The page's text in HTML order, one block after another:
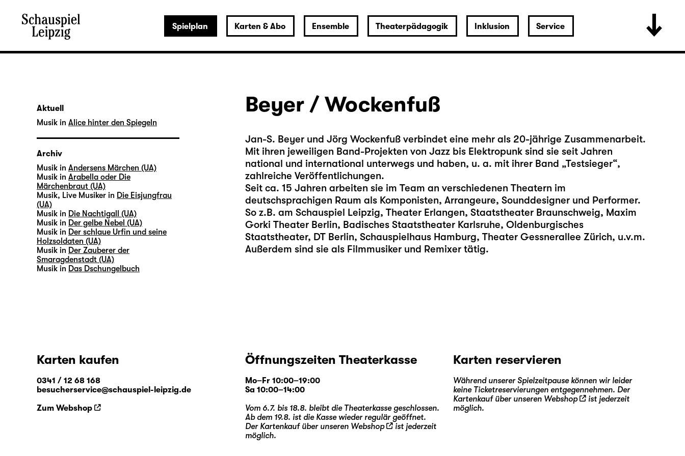
Spielplan Karten & Abo Ensemble Theaterpädagogik Inklusion Service
Beyer / Wockenfuß
Jan-S. Beyer und Jörg Wockenfuß verbindet eine mehr als 20-jährige Zusammenarbeit.
Mit ihren jeweiligen Band-Projekten von Jazz bis Elektropunk sind sie seit Jahren
national und international unterwegs und haben, u. a. mit ihrer Band „Testsieger“,
zahlreiche Veröffentlichungen.
Seit ca. 15 Jahren arbeiten sie im Team an verschiedenen Theatern im
deutschsprachigen Raum als Komponisten, Arrangeure, Sounddesigner und Performer.
So z.B. am Schauspiel Leipzig, Theater Erlangen, Staatstheater Braunschweig, Maxim
Gorki Theater Berlin, Badisches Staatstheater Karlsruhe, Oldenburgisches
Staatstheater, DT Berlin, Schauspielhaus Hamburg, Theater Gessnerallee Zürich, u.v.m.
Außerdem sind sie als Filmmusiker und Remixer tätig.
Aktuell
Musik in Alice hinter den Spiegeln
Archiv
Musik in Andersens Märchen (UA)
Musik in Arabella oder Die
Märchenbraut (UA)
Musik, Live Musiker in Die Eisjungfrau
(UA)
Musik in Die Nachtigall (UA)
Musik in Der gelbe Nebel (UA)
Musik in Der schlaue Urfin und seine
Holzsoldaten (UA)
Musik in Der Zauberer der
Smaragdenstadt (UA)
Musik in Das Dschungelbuch
Karten kaufen
0341 / 12 68 168
besucherservice@schauspiel-leipzig.de
Zum Webshop
Öffnungszeiten Theaterkasse
Mo–Fr 10:00–19:00
Sa 10:00–14:00
Vom 6.7. bis 18.8. bleibt die Theaterkasse geschlossen.
Ab dem 19.8. ist die Kasse wieder regulär geöffnet.
Der Kartenkauf über unseren Webshop
ist jederzeit
möglich.
Karten reservieren
Während unserer Spielzeitpause können wir leider
keine Ticketreservierungen entgegennehmen. Der
Kartenkauf über unseren Webshop
ist jederzeit
möglich.